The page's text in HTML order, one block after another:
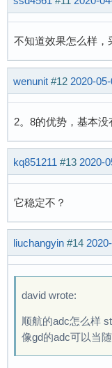
不知道效果怎么样，
wenunit #12 2020-
2。8的优势，基本没
kq851211 #13 2020-
它稳定不？
liuchangyin #14
david wrote:
顺航的adc怎么样
像gd的adc可以当